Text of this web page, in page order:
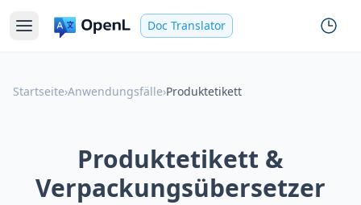
Doc Translator
Startseite›Anwendungsfälle›Produktetikett
Produktetikett &
Verpackungsübersetzer